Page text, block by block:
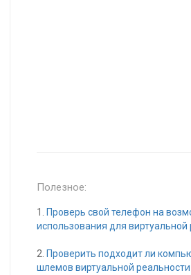
Полезное:
1.
Проверь свой телефон на
использования для виртуальной
2. Проверить подходит ли
шлемов виртуальной реальности